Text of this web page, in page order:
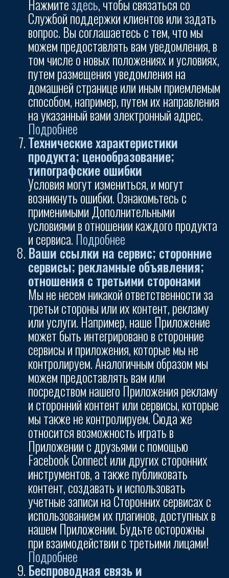
Нажмитездесь, чтобы связаться со
Службой поддержки клиентов или задать
вопрос. Вы соглашаетесь с тем, что мы
можем предоставлять вам уведомления, в
том числе о новых положениях и условиях,
путем размещения уведомления на
домашней странице или иным приемлемым
способом, например, путем их направления
на указанный вами электронный адрес.
Подробнее
Технические характеристики
продукта; ценообразование;
типографские ошибки
Условия могут измениться, и могут
возникнуть ошибки. Ознакомьтесь с
применимыми Дополнительными
условиями в отношении каждого продукта
и сервиса. Подробнее
Ваши ссылки на сервис; сторонние
сервисы; рекламные объявления;
отношения с третьими сторонами
Мы не несем никакой ответственности за
третьи стороны или их контент, рекламу
или услуги. Например, наше Приложение
может быть интегрировано в сторонние
сервисы и приложения, которые мы не
контролируем. Аналогичным образом мы
можем предоставлять вам или
посредством нашего Приложения рекламу
и сторонний контент или сервисы, которые
мы также не контролируем. Сюда же
относится возможность играть в
Приложении с друзьями с помощью
Facebook Connect или других сторонних
инструментов, а также публиковать
контент, создавать и использовать
учетные записи на Сторонних сервисах с
использованием их плагинов, доступных в
нашем Приложении. Будьте осторожны
при взаимодействии с третьими лицами!
Подробнее
Беспроводная связь и